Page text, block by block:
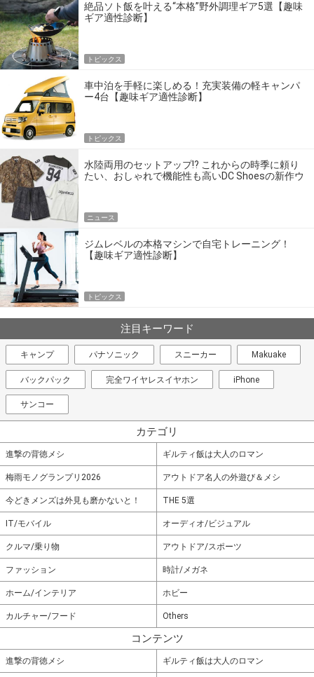
絶品ソト飯を叶える“本格”野外調理ギア5選【趣味
ギア適性診断】
トピックス
車中泊を手軽に楽しめる！充実装備の軽キャンパ
ー4台【趣味ギア適性診断】
トピックス
水陸両用のセットアップ!? これからの時季に頼り
たい、おしゃれで機能性も高いDC Shoesの新作ウ
ニュース
ジムレベルの本格マシンで自宅トレーニング！
【趣味ギア適性診断】
トピックス
注目キーワード
キャンプ パナソニック スニーカー Makuake
バックパック 完全ワイヤレスイヤホン iPhone
サンコー
カテゴリ
進撃の背徳メシ ギルティ飯は大人のロマン
梅雨モノグランプリ2026 アウトドア名人の外遊び＆メシ
今どきメンズは外見も磨かないと！ THE 5選
IT/モバイル オーディオ/ビジュアル
クルマ/乗り物 アウトドア/スポーツ
ファッション 時計/メガネ
ホーム/インテリア ホビー
カルチャー/フード Others
コンテンツ
進撃の背徳メシ ギルティ飯は大人のロマン